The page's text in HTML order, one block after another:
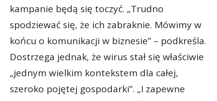
kampanie będą się toczyć. „Trudno
spodziewać się, że ich zabraknie. Mówimy w
końcu o komunikacji w biznesie” – podkreśla.
Dostrzega jednak, że wirus stał się właściwie
„jednym wielkim kontekstem dla całej,
szeroko pojętej gospodarki”. „I zapewne